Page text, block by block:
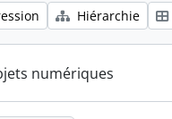
Hiérarchie
numériques